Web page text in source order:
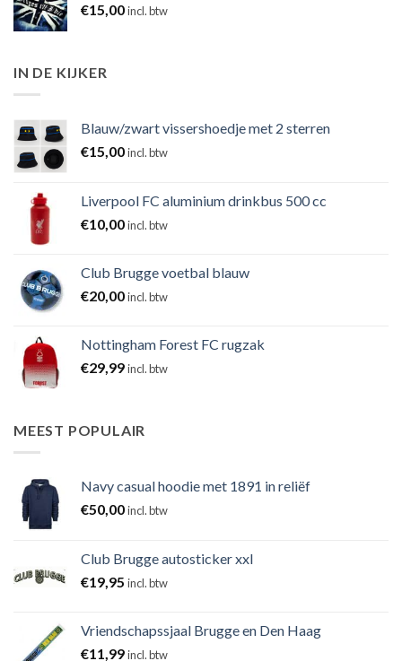
€15,00incl. btw
IN DE KIJKER
Blauw/zwart vissershoedje met 2 sterren
€15,00incl. btw
Liverpool FC aluminium drinkbus 500 cc
€10,00incl. btw
Club Brugge voetbal blauw
€20,00incl. btw
Nottingham Forest FC rugzak
€29,99incl. btw
MEEST POPULAIR
Navy casual hoodie met 1891 in reliëf
€50,00incl. btw
Club Brugge autosticker xxl
€19,95 incl. btw
Vriendschapssjaal Brugge en Den Haag
€11,99incl. btw